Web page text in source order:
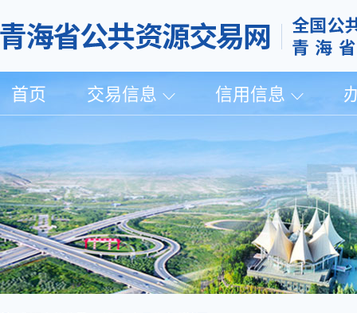
首页 交易信息 信用信息